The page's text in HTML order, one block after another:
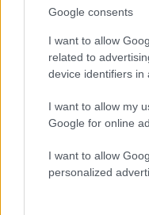
Google consents
I want to allow
related to
device identifiers in
I want to allow my
Google for online
I want to allow
personalized
τους που
οικογενειακή
16.07.2026
News
στιγμή που
09.07.2026
News